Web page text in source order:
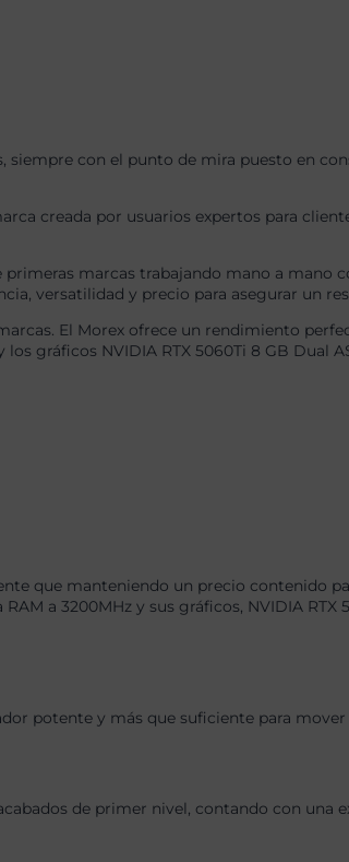
siempre con el punto de mira puesto en
creada por usuarios expertos para
marcas trabajando mano a mano
versatilidad y precio para asegurar un
El Morex ofrece un rendimiento
gráficos NVIDIA RTX 5060Ti 8 GB Dual
que manteniendo un precio contenido
a 3200MHz y sus gráficos, NVIDIA
potente y más que suficiente para
de primer nivel, contando con una